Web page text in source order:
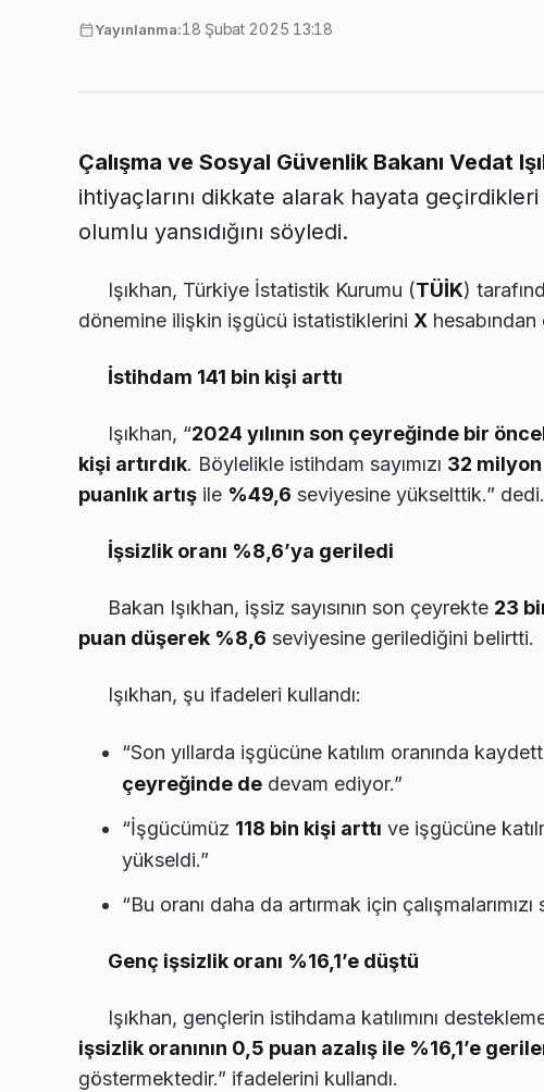
Yayınlanma:18 Şubat 2025 13:18
Çalışma ve Sosyal Güvenlik Bakanı Vedat
ihtiyaçlarını dikkate alarak hayata
olumlu yansıdığını söyledi.
Işıkhan, Türkiye İstatistik Kurumu (TÜİK)
dönemine ilişkin işgücü istatistiklerini X
İstihdam 141 bin kişi arttı
Işıkhan, “2024 yılının son çeyreğinde bir
kişi artırdık. Böylelikle istihdam sayımızı 32
puanlık artış ile %49,6 seviyesine yükselttik.” dedi.
İşsizlik oranı %8,6’ya geriledi
Bakan Işıkhan, işsiz sayısının son çeyrekte 23
puan düşerek %8,6 seviyesine gerilediğini belirtti.
Işıkhan, şu ifadeleri kullandı:
“Son yıllarda işgücüne katılım oranında
çeyreğinde de devam ediyor.”
“İşgücümüz 118 bin kişi arttı ve işgücüne
yükseldi.”
“Bu oranı daha da artırmak için
Genç işsizlik oranı %16,1’e düştü
Işıkhan, gençlerin istihdama katılımını
işsizlik oranının 0,5 puan azalış ile %16,1’e
göstermektedir.” ifadelerini kullandı.